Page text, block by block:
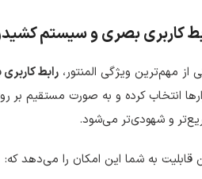
کاربری بصری و سیستم
از مهم‌ترین ویژگی المنتور، رابط
انتخاب کرده و به صورت مستقیم
و شهودی‌تر می‌شود.
قابلیت به شما این امکان را می‌دهد که: